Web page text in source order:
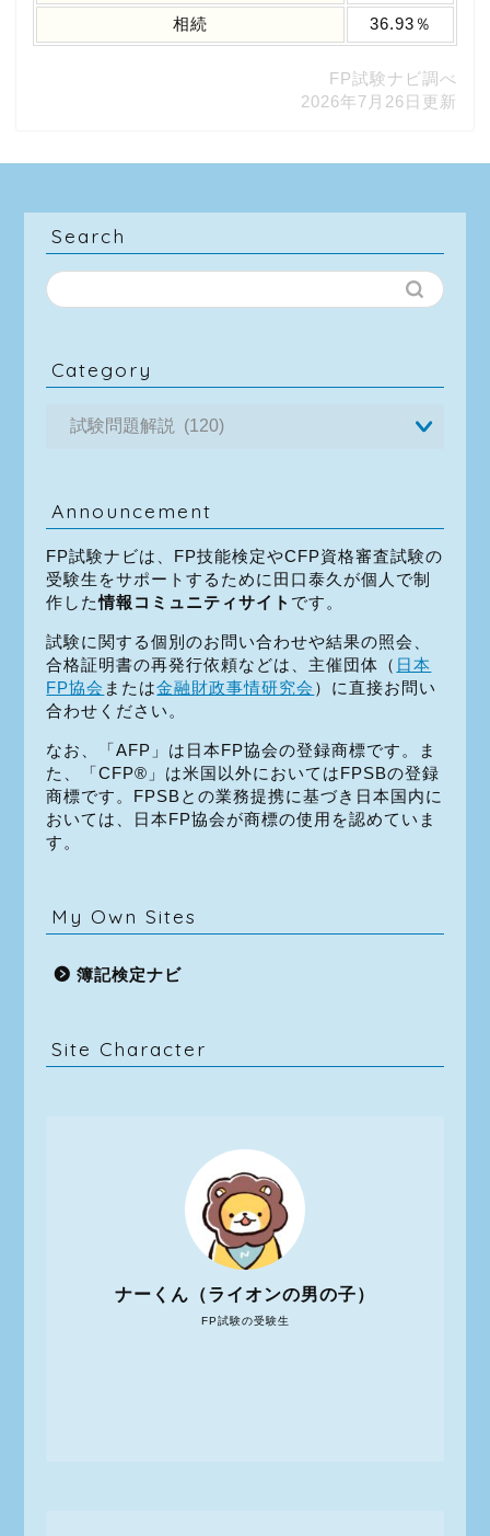
相続 36.93％
FP試験ナビ調べ
2026年7月26日更新
Search
Category
Announcement
FP試験ナビは、FP技能検定やCFP資格審査試験の
受験生をサポートするために田口泰久が個人で制
作した情報コミュニティサイト です。
試験に関する個別のお問い合わせや結果の照会、
合格証明書の再発行依頼などは、主催団体（ 日本
FP協会 または金融財政事情研究会 ）に直接お問い
合わせください。
なお、「AFP」は日本FP協会の登録商標です。ま
た、「CFP®」は米国以外においてはFPSBの登録
商標です。FPSBとの業務提携に基づき日本国内に
おいては、日本FP協会が商標の使用を認めていま
す。
My Own Sites
簿記検定ナビ
Site Character
FP試験の受験生
ナーくん（ライオンの男の子）